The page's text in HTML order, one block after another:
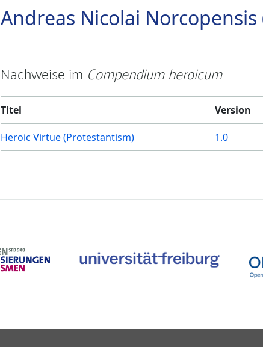
Andreas Nicolai
Nachweise im Compendium heroicum
Titel Version
Heroic Virtue (Protestantism) 1.0